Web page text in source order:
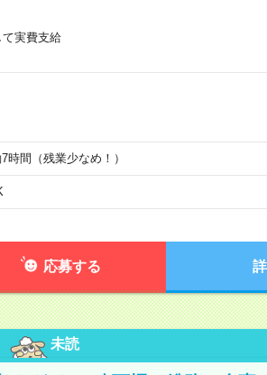
実費支給
時間（残業少なめ！）
応募する
未読